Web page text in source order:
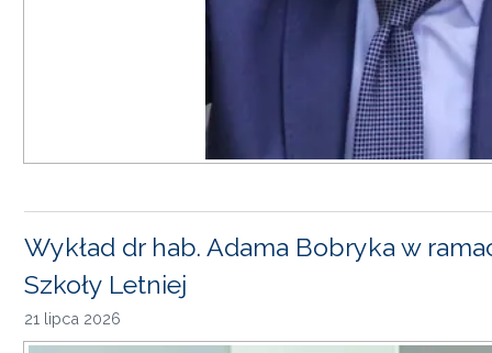
Wykład dr hab. Adama Bobryka w
Szkoły Letniej
21 lipca 2026